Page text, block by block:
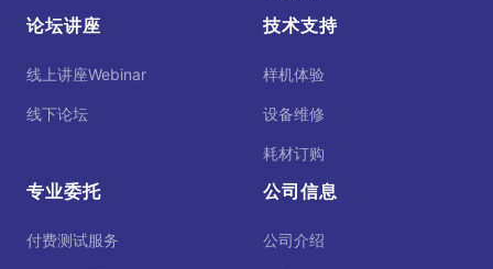
论坛讲座
线上讲座Webinar
线下论坛
技术支持
样机体验
设备维修
耗材订购
专业委托
付费测试服务
公司信息
公司介绍